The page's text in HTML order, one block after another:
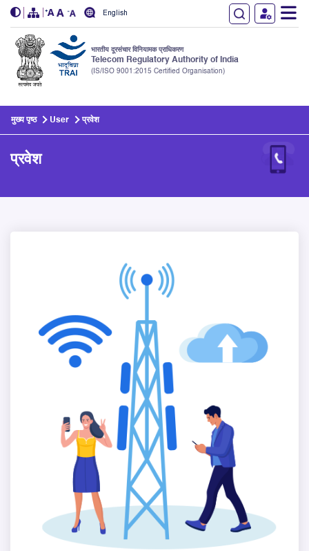
English
भारतीय दूरसंचार विनियामक प्राधिकरण
Telecom Regulatory Authority of India
(IS/ISO 9001:2015 Certified Organisation)
मुख्य पृष्ठ User प्रवेश
प्रवेश